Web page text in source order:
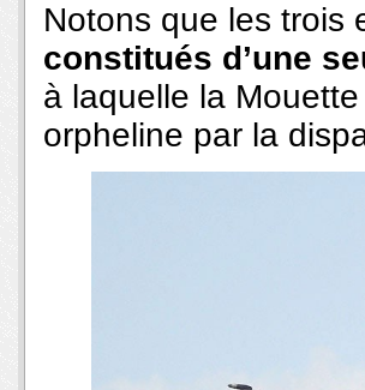
Notons que les trois
constitués d’une
à laquelle la
orpheline par la